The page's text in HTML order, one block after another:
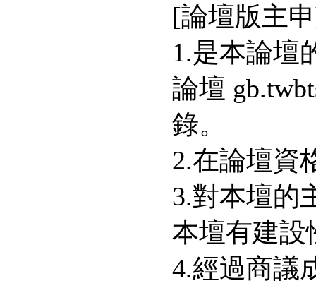
[論壇版主
1.是本論壇
論壇
錄。
2.在論壇資
3.對本壇的
本壇有建設
4.經過商議